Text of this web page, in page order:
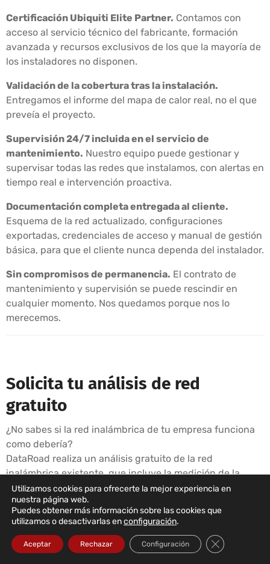
Certificación Ubiquiti Elite Partner. Contamos con
acceso al servicio técnico del fabricante, formación
avanzada y recursos exclusivos de los que la mayoría de
los instaladores no disponen.
Validación de la cobertura tras la instalación.
Entregamos el informe del mapa de calor real, no el que
preveía el proyecto.
Supervisión 24/7 incluida en el servicio de
mantenimiento. Nuestro equipo puede gestionar y
supervisar todas las redes que instalamos, con alertas en
tiempo real e intervención proactiva.
Documentación completa entregada al cliente.
Esquema de la red actualizado, configuraciones
exportadas, credenciales de acceso y manual de gestión
básica, para que el cliente nunca dependa del instalador.
Sin compromisos de permanencia. El contrato de
mantenimiento y supervisión se puede rescindir en
cualquier momento. Nos quedamos porque nos lo
merecemos.
Solicita tu análisis de red
gratuito
¿No sabes si la red inalámbrica de tu empresa funciona
como debería?
DataRoad realiza un análisis gratuito de la red
inalámbrica existente, que incluye la medición de la
cobertura, la identificación de puntos débiles y un
informe con recomendaciones.
Solicitar un análisis gratuito → ☎ 211 459 950
(llamada a red fija local), o por correo electrónico:
sales@dataroad.pt
Utilizamos cookies para ofrecerte la mejor experiencia en
nuestra página web.
Puedes obtener más información sobre las cookies que
utilizamos o desactivarlas enconfiguración.
Aceptar Rechazar Configuración Cerrar el